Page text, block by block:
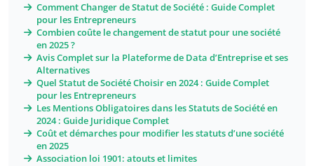
Comment Changer de Statut de Société : Guide Complet
pour les Entrepreneurs
Combien coûte le changement de statut pour une société
en 2025 ?
Avis Complet sur la Plateforme de Data d’Entreprise et ses
Alternatives
Quel Statut de Société Choisir en 2024 : Guide Complet
pour les Entrepreneurs
Les Mentions Obligatoires dans les Statuts de Société en
2024 : Guide Juridique Complet
Coût et démarches pour modifier les statuts d’une société
en 2025
Association loi 1901: atouts et limites